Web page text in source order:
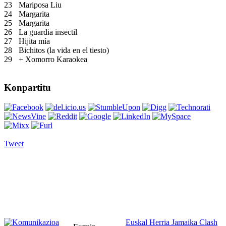
23
Mariposa Liu
24
Margarita
25
Margarita
26
La guardia insectil
27
Hijita mía
28
Bichitos (la vida en el tiesto)
29
+ Xomorro Karaokea
Konpartitu
Tweet
Euskal Herria Jamaika Clash